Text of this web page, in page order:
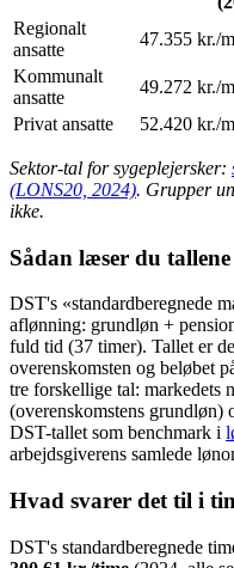
Regionalt
ansatte
47.355 kr./
Kommunalt
ansatte
49.272 kr./
Privat ansatte
52.420 kr./
Sektor-tal for sygeplejersker:
(LONS20, 2024). Grupper
ikke.
Sådan læser du tallene
DST's «standardberegnede
aflønning: grundløn +
fuld tid (37 timer). Tallet er
overenskomsten og beløbet
tre forskellige tal: markedets
(overenskomstens grundløn)
DST-tallet som benchmark i
arbejdsgiverens samlede
Hvad svarer det til i
DST's standardberegnede